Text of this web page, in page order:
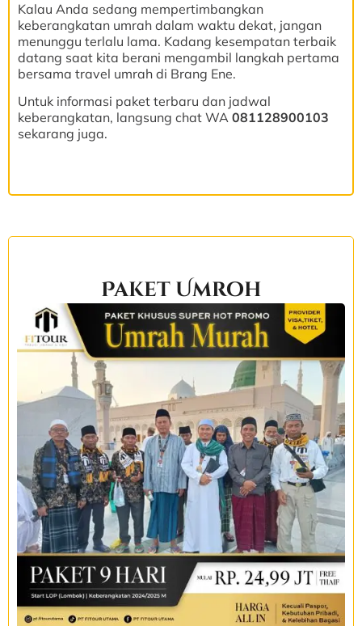
Kalau Anda sedang mempertimbangkan
keberangkatan umrah dalam waktu dekat, jangan
menunggu terlalu lama. Kadang kesempatan terbaik
datang saat kita berani mengambil langkah pertama
bersama travel umrah di Brang Ene.
Untuk informasi paket terbaru dan jadwal
keberangkatan, langsung chat WA 081128900103
sekarang juga.
Paket Umroh